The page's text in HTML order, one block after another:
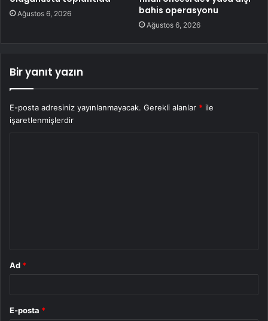
Ağustos 6, 2026
bahis operasyonu
Ağustos 6, 2026
Bir yanıt yazın
E-posta adresiniz yayınlanmayacak. Gerekli alanlar * ile
işaretlenmişlerdir
Ad *
E-posta *